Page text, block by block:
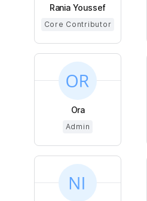
Rania Youssef
Core Contributor
Ora
Admin